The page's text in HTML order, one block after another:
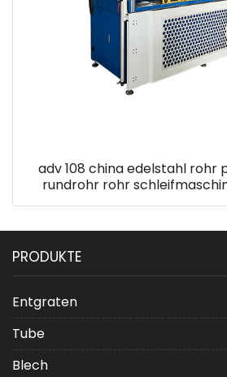
adv 108 china edelstahl rohr
rundrohr rohr
PRODUKTE
Entgraten
Tube
Blech